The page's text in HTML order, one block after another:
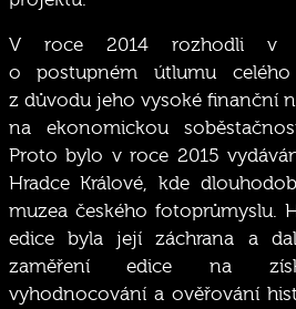
V roce 2014 rozhodli v
o postupném útlumu celého
z důvodu jeho vysoké finanční
na ekonomickou
Proto bylo v roce 2015
Hradce Králové, kde
muzea českého fotoprůmyslu.
edice byla její záchrana a
zaměření edice na
vyhodnocování a ověřování